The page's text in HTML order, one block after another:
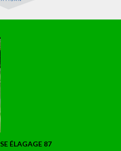
ÉLAGAGE 87